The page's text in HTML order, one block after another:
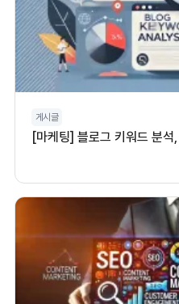
게시글
[마케팅] 블로그 키워드 분